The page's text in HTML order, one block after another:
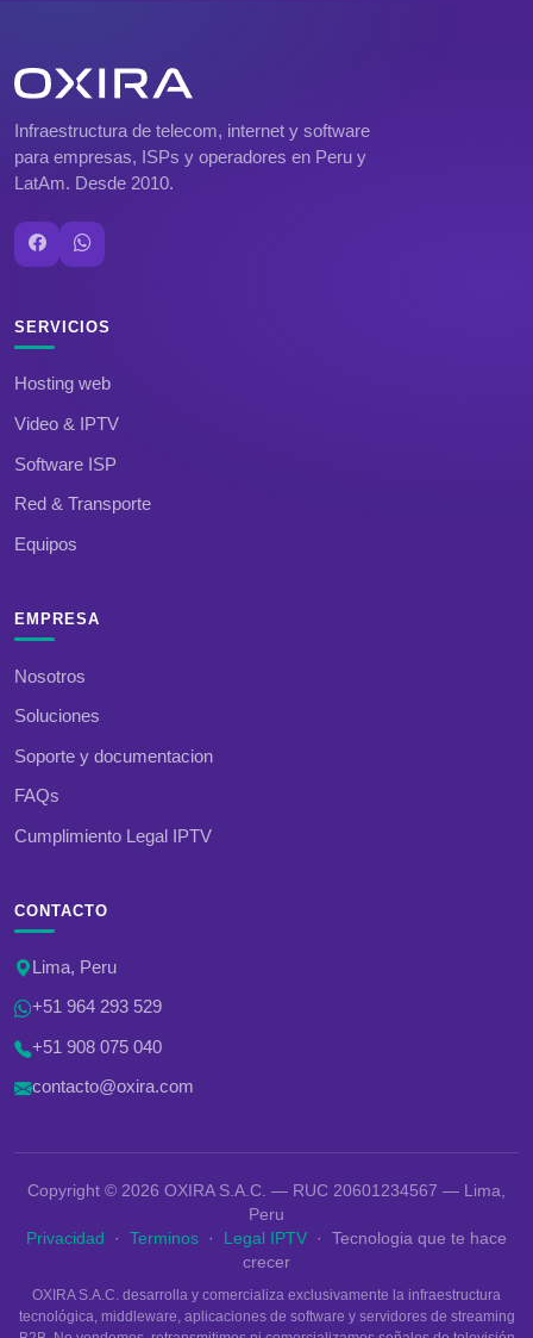
Infraestructura de telecom, internet y software
para empresas, ISPs y operadores en Peru y
LatAm. Desde 2010.
SERVICIOS
Hosting web
Video & IPTV
Software ISP
Red & Transporte
Equipos
EMPRESA
Nosotros
Soluciones
Soporte y documentacion
FAQs
Cumplimiento Legal IPTV
CONTACTO
Lima, Peru
+51 964 293 529
+51 908 075 040
contacto@oxira.com
Copyright © 2026 OXIRA S.A.C. — RUC 20601234567 — Lima,
Peru
Privacidad
· Terminos · Legal IPTV · Tecnologia que te hace
crecer
OXIRA S.A.C. desarrolla y comercializa exclusivamente la infraestructura
tecnológica, middleware, aplicaciones de software y servidores de streaming